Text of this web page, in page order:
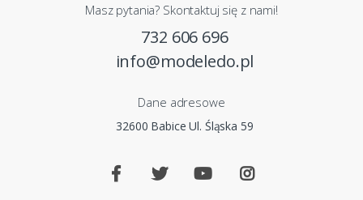
Masz pytania? Skontaktuj się z nami!
732 606 696
info@modeledo.pl
Dane adresowe
32600 Babice Ul. Śląska 59